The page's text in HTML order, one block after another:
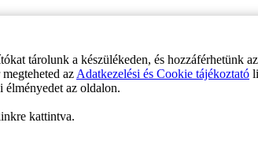
tárolunk a készülékeden, és hozzáférhetünk
az Adatkezelési és Cookie tájékoztató
élményedet az oldalon.
kattintva.